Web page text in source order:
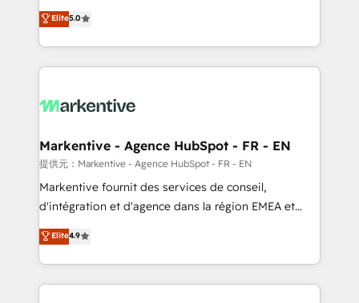
expertise. - A team of 250+ experts dedicated to
your resilient growth.
companies activate HubSpot’s AI-powered
customer platform and operationalize HubSpot’s
Loop Marketing framework through expert-led
services, smart agents, and purpose-built apps,
results, fast. ⚙️CRM & RevOps: Align all Hubs to your
🎯Demand Gen & ABM: Drive pipeline with inbound,
ABM, AEO, SEO, & paid media. 👩‍💻Web Design:
Build high-performing websites with UX, messaging,
& conversion strategy that drive results. 🤖AI
AI, & maximize AEO with tailored AI services. 🧩
Integrations: Extend HubSpot with custom
Elite5.0
Markentive - Agence HubSpot - FR - EN
提供元：Markentive - Agence HubSpot - FR - EN
Markentive fournit des services de conseil,
d'intégration et d'agence dans la région EMEA et
North America. Avec plus de 115 experts en
marketing automation, Growth, Revops, CRM et
webdesign. Markentive is both a consulting firm, a
digital agency and an integrator. With over 115
Elite4.9